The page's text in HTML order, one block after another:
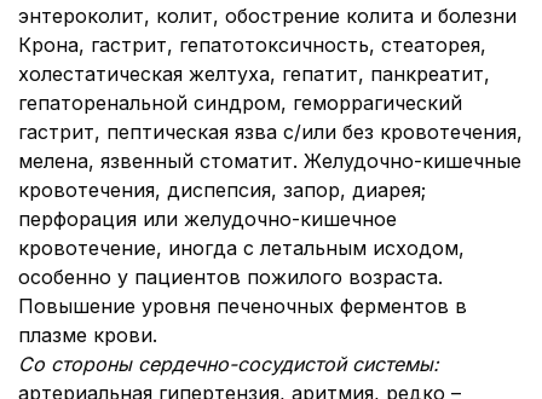
энтероколит, колит, обострение колита и болезни
Крона, гастрит, гепатотоксичность, стеаторея,
холестатическая желтуха, гепатит, панкреатит,
гепаторенальной синдром, геморрагический
гастрит, пептическая язва с/или без кровотечения,
мелена, язвенный стоматит. Желудочно-кишечные
кровотечения, диспепсия, запор, диарея;
перфорация или желудочно-кишечное
кровотечение, иногда с летальным исходом,
особенно у пациентов пожилого возраста.
Повышение уровня печеночных ферментов в
плазме крови.
Со стороны сердечно-сосудистой системы:
артериальная гипертензия, аритмия, редко –